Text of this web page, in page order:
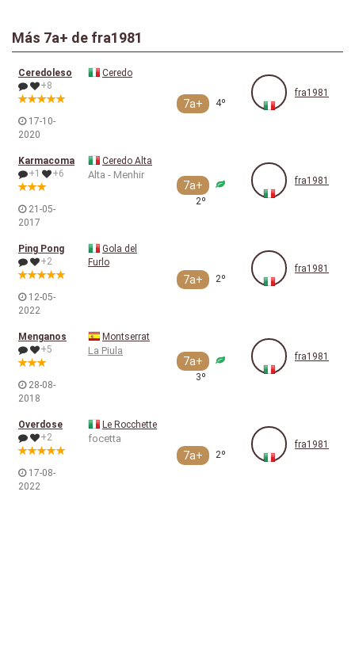
Más 7a+ de fra1981
Ceredoleso
+8
17-10-
2020
Ceredo
7a+ 4º
fra1981
Karmacoma
+1
+6
21-05-
2017
Ceredo Alta
Alta - Menhir
7a+
2º
fra1981
Ping Pong
+2
12-05-
2022
Gola del
Furlo
7a+ 2º
fra1981
Menganos
+5
28-08-
2018
Montserrat
La Piula
7a+
3º
fra1981
Overdose
+2
17-08-
2022
Le Rocchette
focetta
7a+ 2º
fra1981